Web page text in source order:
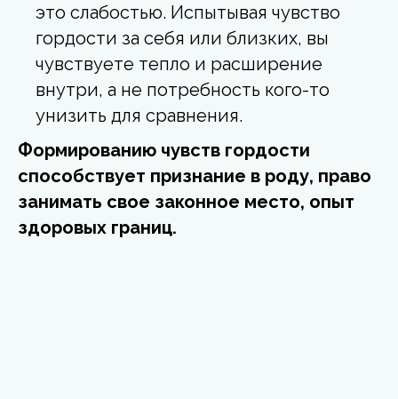
это слабостью. Испытывая чувство
гордости за себя или близких, вы
чувствуете тепло и расширение
внутри, а не потребность кого-то
унизить для сравнения.
Формированию чувств гордости
способствует признание в роду, право
занимать свое законное место, опыт
здоровых границ.